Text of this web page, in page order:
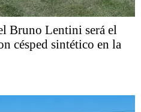
Bruno Lentini será el
césped sintético en la